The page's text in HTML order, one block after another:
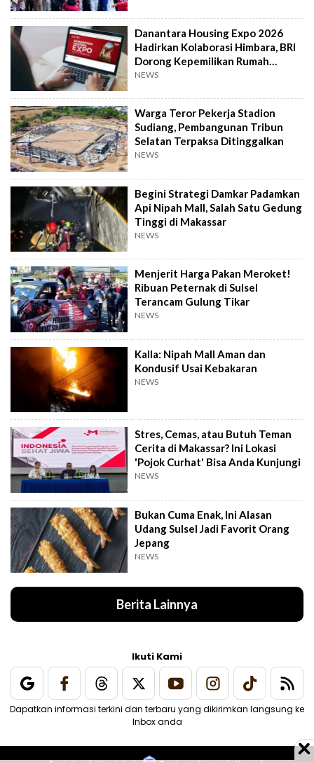
Danantara Housing Expo 2026
Hadirkan Kolaborasi Himbara, BRI
Dorong Kepemilikan Rumah
Masyarakat
NEWS
Warga Teror Pekerja Stadion
Sudiang, Pembangunan Tribun
Selatan Terpaksa Ditinggalkan
NEWS
Begini Strategi Damkar Padamkan
Api Nipah Mall, Salah Satu Gedung
Tinggi di Makassar
NEWS
Menjerit Harga Pakan Meroket!
Ribuan Peternak di Sulsel
Terancam Gulung Tikar
NEWS
Kalla: Nipah Mall Aman dan
Kondusif Usai Kebakaran
NEWS
Stres, Cemas, atau Butuh Teman
Cerita di Makassar? Ini Lokasi
'Pojok Curhat' Bisa Anda Kunjungi
NEWS
Bukan Cuma Enak, Ini Alasan
Udang Sulsel Jadi Favorit Orang
Jepang
NEWS
Berita Lainnya
Ikuti Kami
Dapatkan informasi terkini dan terbaru yang dikirimkan langsung ke
Inbox anda